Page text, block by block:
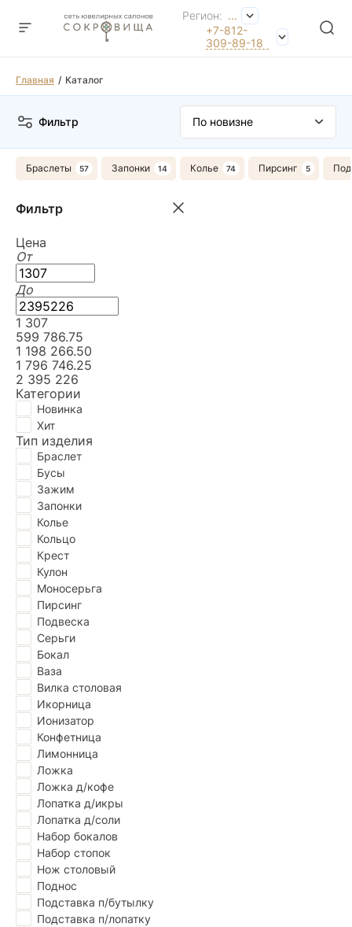
Регион: ...
+7-812-
309-89-18
Главная Каталог
Фильтр
Браслеты Запонки Колье Пирсинг
Фильтр
Цена
От
До
1 307
599 786.75
1 198 266.50
1 796 746.25
2 395 226
Категории
Новинка
Хит
Тип изделия
Браслет
Бусы
Зажим
Запонки
Колье
Кольцо
Крест
Кулон
Моносерьга
Пирсинг
Подвескa
Серьги
Бокал
Ваза
Вилка столовая
Икорница
Ионизатор
Конфетница
Лимонница
Ложка
Ложка д/кофе
Лопатка д/икры
Лопатка д/соли
Набор бокалов
Набор стопок
Нож столовый
Поднос
Подставка п/бутылку
Подставка п/лопатку